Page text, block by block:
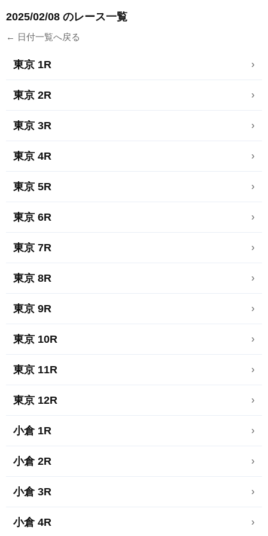
2025/02/08 のレース一覧
← 日付一覧へ戻る
東京 1R ›
東京 2R ›
東京 3R ›
東京 4R ›
東京 5R ›
東京 6R ›
東京 7R ›
東京 8R ›
東京 9R ›
東京 10R ›
東京 11R ›
東京 12R ›
小倉 1R ›
小倉 2R ›
小倉 3R ›
小倉 4R ›